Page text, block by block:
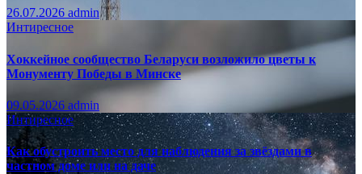
26.07.2026 admin
Интиресное
Хоккейное сообщество Беларуси возложило цветы к
Монументу Победы в Минске
09.05.2026 admin
Интиресное
Как обустроить место для наблюдения за звёздами в
частном доме или на даче